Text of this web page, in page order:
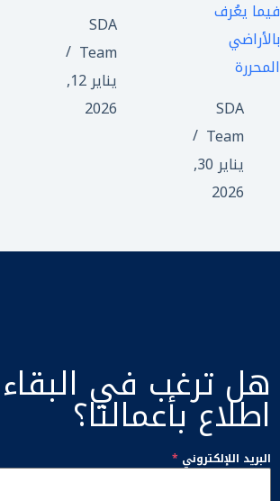
فيما يعُرف
بالأراضي
المحررة
SDA
Team
يناير 30,
2026
SDA
Team
يناير 12,
2026
هل ترغب في
اطلاع بأعمالنا؟
البريد اللإلكتروني *